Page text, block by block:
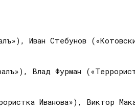
Иван Стебунов
Влад Фурман
Иванова»), Виктор